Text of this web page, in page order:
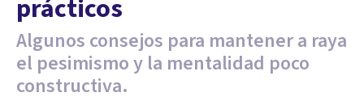
prácticos
Algunos consejos para mantener a raya
el pesimismo y la mentalidad poco
constructiva.